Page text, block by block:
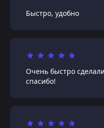
Быстро, удобно
Очень быстро
спасибо!